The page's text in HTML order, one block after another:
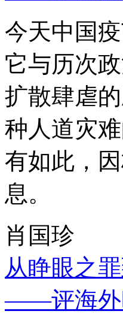
今天中国
它与历次
扩散肆虐
种人道灾
有如此，
息。
肖国珍
从睁眼之
——评海外